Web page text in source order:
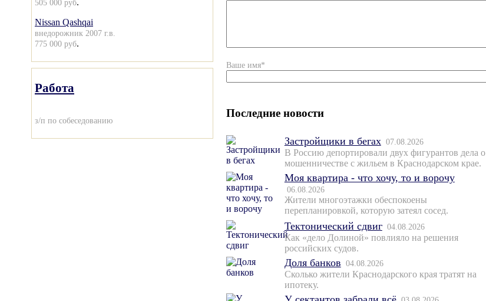
505 000 руб.
Nissan Qashqai
внедорожник 2007 г.в.
775 000 руб.
Работа
з/п по собеседованию
Ваше имя*
Последние новости
Застройщики в бегах 07.08.2026
В Россию депортировали двух фигурантов дела о
мошенничестве с жильем в Краснодарском крае.
Моя квартира - что хочу, то и ворочу
06.08.2026
Жители многоэтажки обеспокоены
перепланировкой, которую затеял сосед.
Тектонический сдвиг 04.08.2026
Как «дело Долиной» повлияло на решения
российских судов.
Доля банков 04.08.2026
Сколько жители Краснодарского края тратят на
ипотеку.